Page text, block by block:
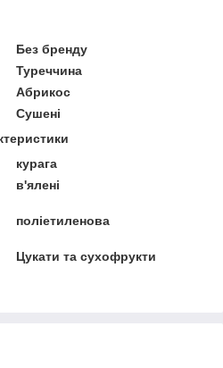
Без бренду
Туреччина
Абрикос
Сушені
курага
в'ялені
поліетиленова
Цукати та сухофрукти